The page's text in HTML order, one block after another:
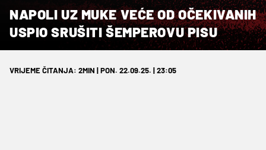
NAPOLI UZ MUKE VEĆE OD OČEKIVANIH
USPIO SRUŠITI ŠEMPEROVU PISU
VRIJEME ČITANJA: 2MIN | PON. 22.09.25. | 23:05